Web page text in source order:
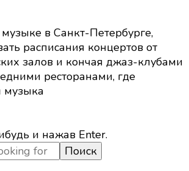
в Санкт-Петербурге,
расписания концертов от
залов и кончая джаз-клубами
ресторанами, где
музыка
и нажав Enter.